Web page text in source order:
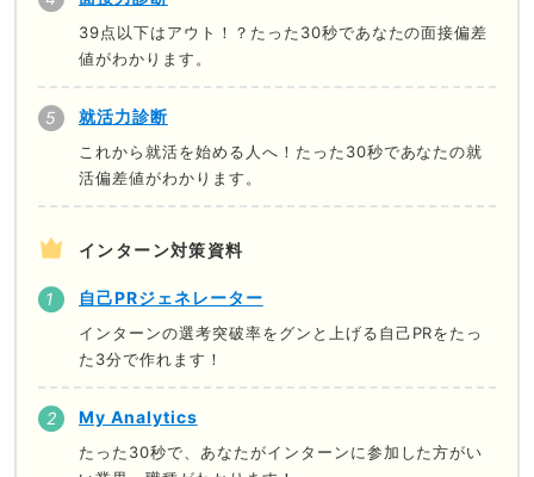
39点以下はアウト！？たった30秒であなたの面接偏差
値がわかります。
就活力診断
これから就活を始める人へ！たった30秒であなたの就
活偏差値がわかります。
インターン対策資料
自己PRジェネレーター
インターンの選考突破率をグンと上げる自己PRをたっ
た3分で作れます！
My Analytics
たった30秒で、あなたがインターンに参加した方がい